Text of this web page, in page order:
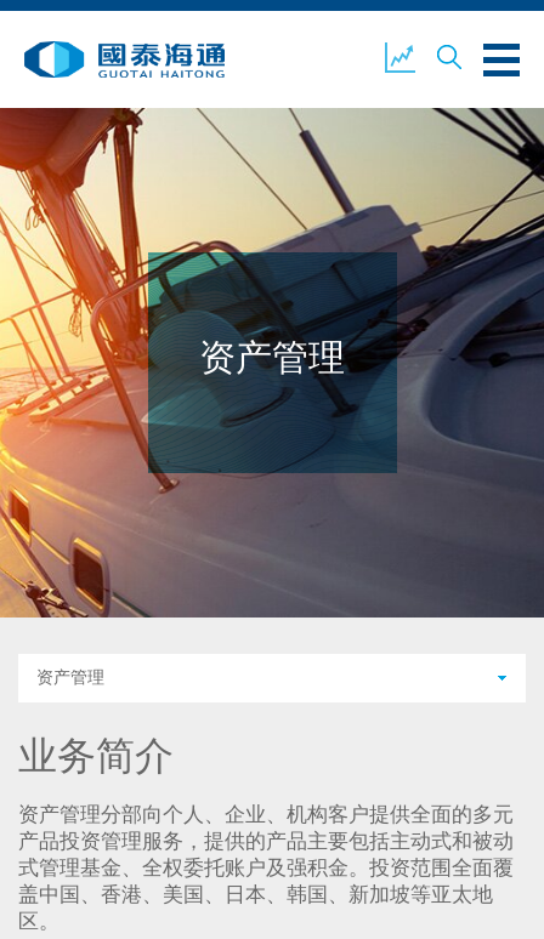
关于我们 业务概览
环境、社会及企业管治 国泰海通证券 联络我们
客户登入
资产管理
资产管理
业务简介
资产管理分部向个人、企业、机构客户提供全面的多元
产品投资管理服务，提供的产品主要包括主动式和被动
式管理基金、全权委托账户及强积金。投资范围全面覆
盖中国、香港、美国、日本、韩国、新加坡等亚太地
区。